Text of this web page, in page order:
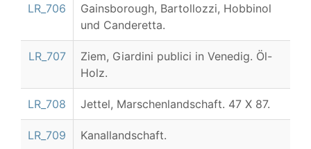
LR_706
Gainsborough, Bartollozzi, Hobbinol
und Canderetta.
LR_707
Ziem, Giardini publici in Venedig. Öl-
Holz.
LR_708 Jettel, Marschenlandschaft. 47 X 87.
LR_709 Kanallandschaft.